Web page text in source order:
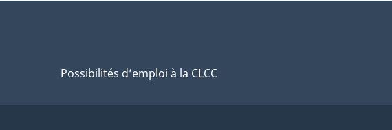
Possibilités d’emploi à la CLCC